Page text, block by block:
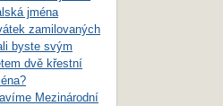
jména
zamilovaných
byste svým
dvě křestní
Mezinárodní